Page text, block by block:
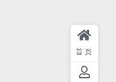
首页